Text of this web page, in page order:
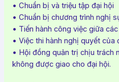
• Chuẩn bị và triệu tập đại hội
• Chuẩn bị chương trình nghị
• Tiến hành công việc giữa
• Việc thi hành nghị quyết của
• Hội đồng quản trị chịu trách
không được giao cho đại hội.